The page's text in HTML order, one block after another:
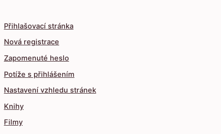
Přihlašovací stránka
Nová registrace
Zapomenuté heslo
Potíže s přihlášením
Nastavení vzhledu stránek
Knihy
Filmy